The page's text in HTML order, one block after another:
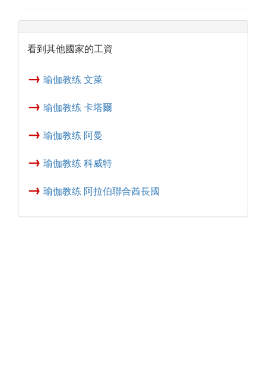
看到其他國家的工資
→ 瑜伽教练 文萊
→ 瑜伽教练 卡塔爾
→ 瑜伽教练 阿曼
→ 瑜伽教练 科威特
→ 瑜伽教练 阿拉伯聯合酋長國